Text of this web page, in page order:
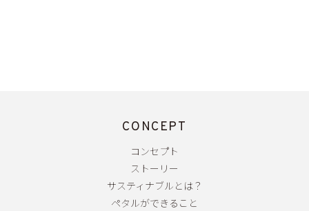
CONCEPT
コンセプト
ストーリー
サスティナブルとは？
ペタルができること